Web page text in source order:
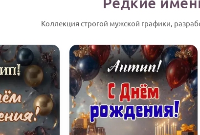
Коллекция строгой мужской графики,